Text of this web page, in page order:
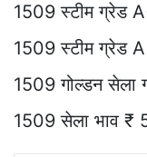
1509 स्टीम ग्रेड
1509 स्टीम ग्रेड
1509 गोल्डन
1509 सेला भाव ₹